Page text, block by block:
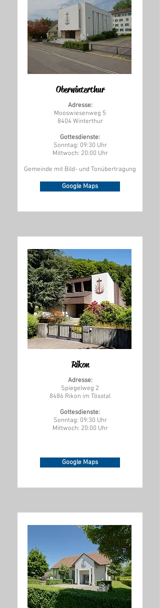
Oberwinterthur
Adresse:
Mooswiesenweg 5
8404 Winterthur
Gottesdienste:
Sonntag: 09:30 Uhr
Mittwoch: 20:00 Uhr
Gemeinde mit Bild- und Tonübertragung
Google Maps
Rikon
Adresse:
Spiegelweg 2
8486 Rikon im Tösstal
Gottesdienste:
Sonntag: 09:30 Uhr
Mittwoch: 20:00 Uhr
Google Maps